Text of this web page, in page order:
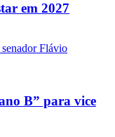
em 2027
B” para vice